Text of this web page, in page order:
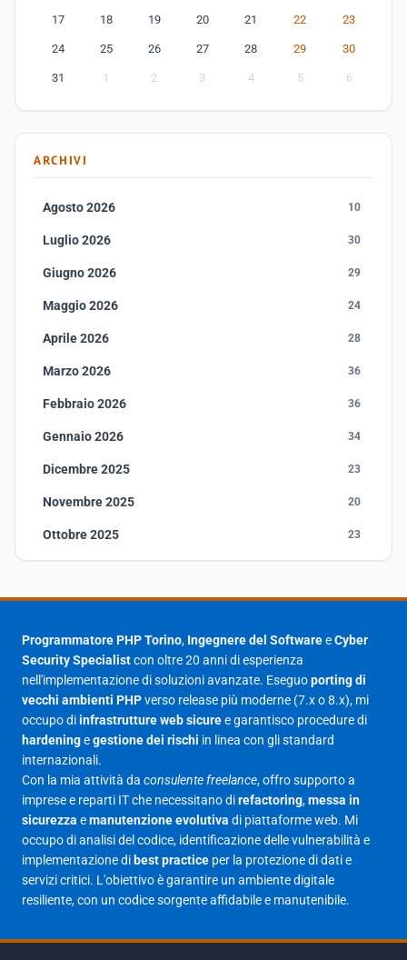
17 18 19 20 21 22 23
24 25 26 27 28 29 30
31 1 2 3 4 5 6
ARCHIVI
Agosto 2026 10
Luglio 2026 30
Giugno 2026 29
Maggio 2026 24
Aprile 2026 28
Marzo 2026 36
Febbraio 2026 36
Gennaio 2026 34
Dicembre 2025 23
Novembre 2025 20
Ottobre 2025 23
Agosto 2025 1
23
Giugno 2025
Maggio 2025 27
Aprile 2025
Marzo 2025
Febbraio 2025 17
Gennaio 2025
Giugno 2023
Maggio 2023
Programmatore PHP Torino, Ingegnere del SoftwareeCyber
Security Specialistcon oltre 20 anni di esperienza
nell'implementazione di soluzioni avanzate. Eseguoporting di
vecchi ambienti PHPverso release più moderne (7.x o 8.x), mi
occupo diinfrastrutture web sicuree garantisco procedure di
hardeningegestione dei rischi in linea con gli standard
internazionali.
Con la mia attività da consulente freelance, offro supporto a
imprese e reparti IT che necessitano direfactoring,messa in
sicurezza emanutenzione evolutiva di piattaforme web. Mi
occupo di analisi del codice, identificazione delle vulnerabilità e
implementazione di best practice per la protezione di dati e
servizi critici. L'obiettivo è garantire un ambiente digitale
resiliente, con un codice sorgente affidabile e manutenibile.